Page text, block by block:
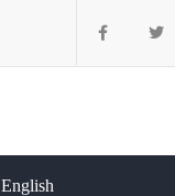
English